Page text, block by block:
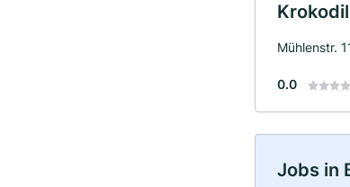
Mühlenstr.
0.0
Jobs in